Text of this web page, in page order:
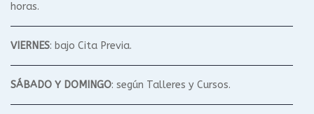
horas.
VIERNES: bajo Cita Previa.
SÁBADO Y DOMINGO: según Talleres y Cursos.